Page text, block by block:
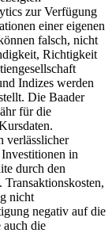
zur Verfügung
einer eigenen
falsch, nicht
Richtigkeit
Indizes werden
Die Baader
für die
verlässlicher
in
durch den
Transaktionskosten,
nicht
negativ auf die
auch die